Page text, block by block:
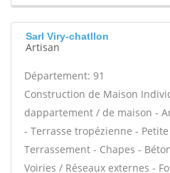
Sarl Viry-chatllon
Artisan
Département: 91
Construction de Maison
dappartement / de maison -
- Terrasse tropézienne -
Terrassement - Chapes -
Voiries / Réseaux externes -